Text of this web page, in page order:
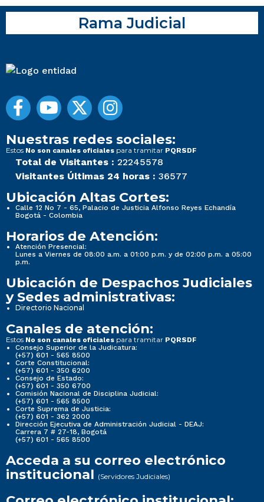
Rama Judicial
Nuestras redes sociales:
Estos No son canales oficiales para tramitar PQRSDF
Total de Visitantes : 22245578
Visitantes Últimas 24 horas : 36577
Ubicación Altas Cortes:
Calle 12 No 7 - 65, Palacio de Justicia Alfonso Reyes Echandía
Bogotá - Colombia
Horarios de Atención:
Atención Presencial:
Lunes a Viernes de 08:00 a.m. a 01:00 p.m. y de 02:00 p.m. a 05:00
p.m.
Ubicación de Despachos Judiciales
y Sedes administrativas:
Directorio Nacional
Canales de atención:
Estos No son canales oficiales para tramitar PQRSDF
Consejo Superior de la Judicatura:
(+57) 601 - 565 8500
Corte Constitucional:
(+57) 601 - 350 6200
Consejo de Estado:
(+57) 601 - 350 6700
Comisión Nacional de Disciplina Judicial:
(+57) 601 - 565 8500
Corte Suprema de Justicia:
(+57) 601 - 362 2000
Dirección Ejecutiva de Administración Judicial - DEAJ:
Carrera 7 # 27-18, Bogotá
(+57) 601 - 565 8500
Acceda a su correo electrónico
institucional (Servidores Judiciales)